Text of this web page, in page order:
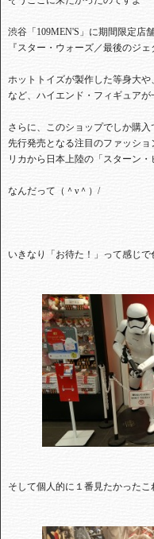
渋谷「109MEN'S」に期間限定店舗
『スター・ウォーズ／最後のジ
ホットトイズが製作した等身大
など、ハイエンド・フィギュアが
さらに、このショップでしか購入
先行発売となる注目のファッシ
リカから日本上陸の「スターン
なんだって（＾ν＾）/
いきなり「お待た！」って感じ
そして個人的に１番見たかったこ